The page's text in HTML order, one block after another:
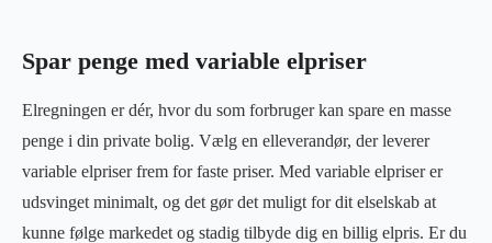
Spar penge med variable elpriser
Elregningen er dér, hvor du som forbruger kan spare en masse
penge i din private bolig. Vælg en elleverandør, der leverer
variable elpriser frem for faste priser. Med variable elpriser er
udsvinget minimalt, og det gør det muligt for dit elselskab at
kunne følge markedet og stadig tilbyde dig en billig elpris. Er du